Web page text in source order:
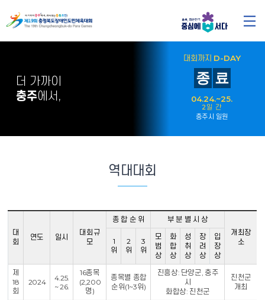
더 가까이
충주에서,
대회까지 D-DAY
종 료
04.24.~25.
2일 간
충주시 일원
역대대회
대
회
연도 일시
대회규
모
종 합 순 위
부 분 별 시 상
개최장
소
1
위
2
위
3
위
모
범
상
화
합
상
성
취
상
장
려
상
입
장
상
제
18
회
2024
4.25.
~ 26.
16종목
(2,200
명)
종목별 종합
순위(1~3위)
진흥상: 단양군, 충주
시
화합상: 진천군
진천군
개최